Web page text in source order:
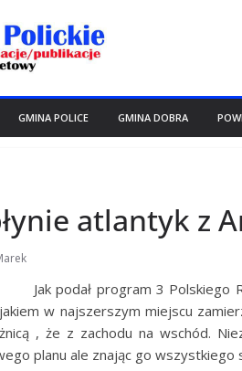
GMINA POLICE GMINA DOBRA
atlantyk z
podał program 3 Polskiego
w najszerszym miejscu
, że z zachodu na wschód.
planu ale znając go wszystkiego